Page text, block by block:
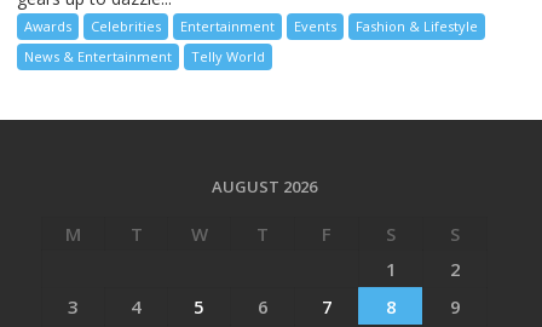
Awards Celebrities Entertainment Events
Fashion & Lifestyle
News & Entertainment
Telly World
AUGUST 2026
M T W T F S
S
1
2
3
4 5 6 7 8
9